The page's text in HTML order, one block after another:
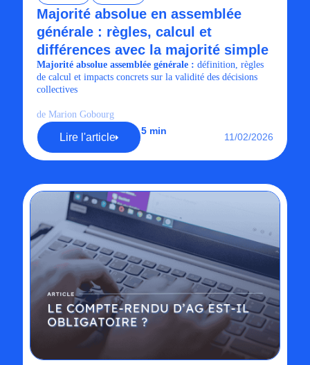
Majorité absolue en assemblée
générale : règles, calcul et
différences avec la majorité simple
Majorité absolue assemblée générale : définition, règles
de calcul et impacts concrets sur la validité des décisions
collectives
de Marion Gobourg
Lire l'article
5 min
11/02/2026